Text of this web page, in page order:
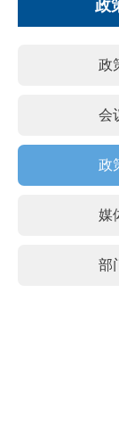
政
政
会
政
媒
部